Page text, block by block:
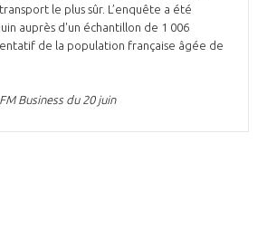
le plus sûr. L’enquête a été
auprès d'un échantillon de 1 006
de la population française âgée de
Business du 20 juin